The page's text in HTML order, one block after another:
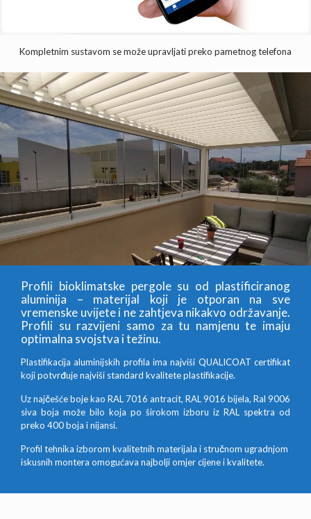
Kompletnim sustavom se može upravljati preko pametnog telefona
Profili bioklimatske pergole su od plastificiranog
aluminija – materijal koji je otporan na sve
vremenske uvijete i ne zahtjeva nikakvo održavanje.
Profili su razvijeni samo za tu namjenu te imaju
optimalna svojstva i težinu.
Plastifikacija aluminijskih profila ima najviši QUALICOAT certifikat
koji potvrđuje najviši standard kvalitete plastifikacije.
Uz najčešće boje kao RAL 7016 antracit, RAL 9016 bijela, Ral 9006
siva boja može bilo koja po širokom izboru iz RAL spektra od
preko 400 boja i nijansi.
Profil tehnika izborom kvalitetnih materijala i stručnom ugradnjom
iskusnih montera omogućava najbolji omjer cijene i kvalitete.